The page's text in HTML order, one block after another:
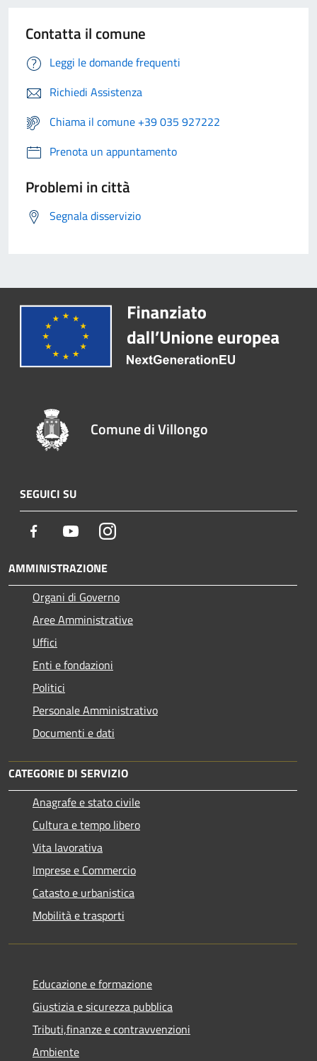
Contatta il comune
Leggi le domande frequenti
Richiedi Assistenza
Chiama il comune +39 035 927222
Prenota un appuntamento
Problemi in città
Segnala disservizio
Comune di Villongo
SEGUICI SU
Facebook YoutubeInstagram
AMMINISTRAZIONE
Organi di Governo
Aree Amministrative
Uffici
Enti e fondazioni
Politici
Personale Amministrativo
Documenti e dati
CATEGORIE DI SERVIZIO
Anagrafe e stato civile
Cultura e tempo libero
Vita lavorativa
Imprese e Commercio
Catasto e urbanistica
Mobilità e trasporti
Educazione e formazione
Giustizia e sicurezza pubblica
Tributi,finanze e contravvenzioni
Ambiente